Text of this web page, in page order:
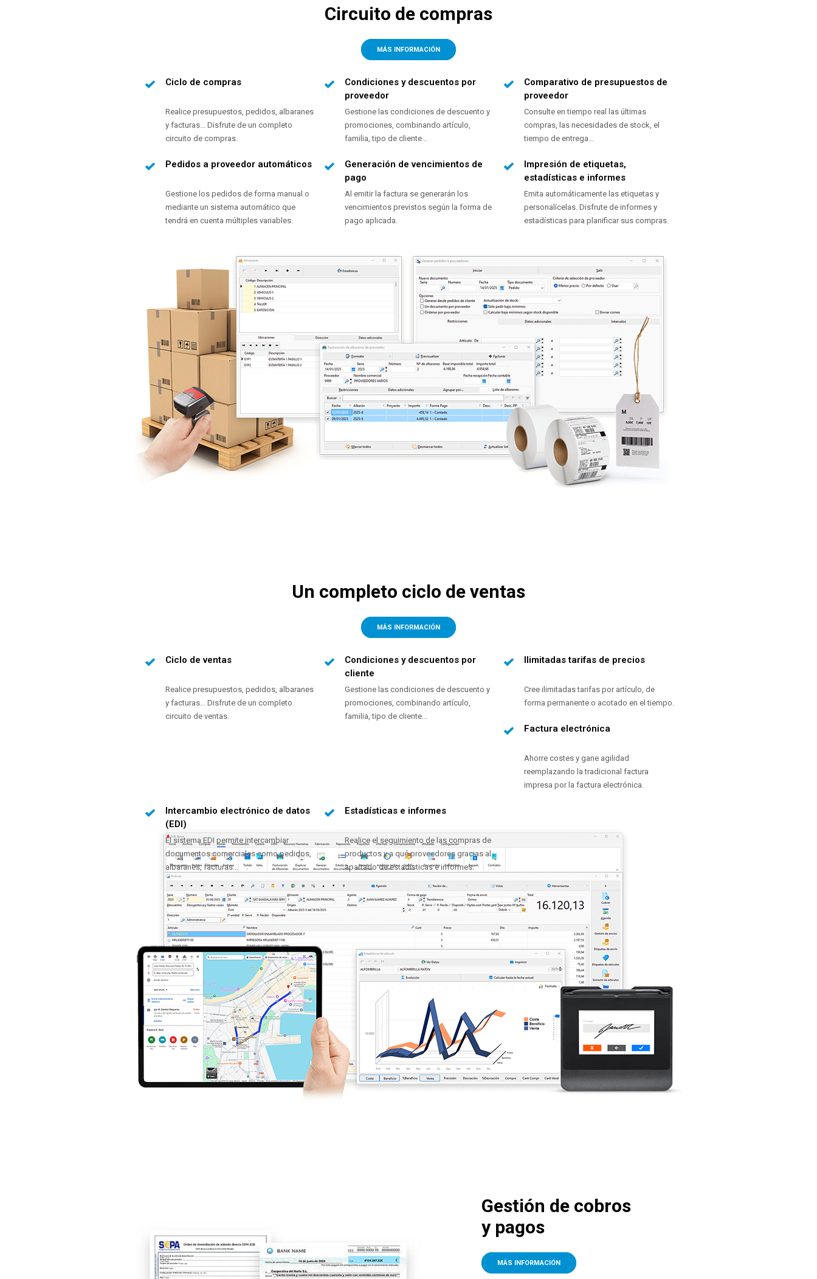
Circuito de compras
MÁS INFORMACIÓN
Ciclo de compras
Realice presupuestos, pedidos, albaranes
y facturas... Disfrute de un completo
circuito de compras.
Condiciones y descuentos por
proveedor
Gestione las condiciones de descuento y
promociones, combinando artículo,
familia, tipo de cliente...
Comparativo de presupuestos de
proveedor
Consulte en tiempo real las últimas
compras, las necesidades de stock, el
tiempo de entrega...
Pedidos a proveedor automáticos
Gestione los pedidos de forma manual o
mediante un sistema automático que
tendrá en cuenta múltiples variables.
Generación de vencimientos de
pago
Al emitir la factura se generarán los
vencimientos previstos según la forma de
pago aplicada.
Impresión de etiquetas,
estadísticas e informes
Emita automáticamente las etiquetas y
personalícelas. Disfrute de informes y
estadísticas para planificar sus compras.
Un completo ciclo de ventas
MÁS INFORMACIÓN
Ciclo de ventas
Realice presupuestos, pedidos, albaranes
y facturas... Disfrute de un completo
circuito de ventas.
Condiciones y descuentos por
cliente
Gestione las condiciones de descuento y
promociones, combinando artículo,
familia, tipo de cliente...
Ilimitadas tarifas de precios
Cree ilimitadas tarifas por artículo, de
forma permanente o acotado en el tiempo.
Factura electrónica
Ahorre costes y gane agilidad
reemplazando la tradicional factura
impresa por la factura electrónica.
Intercambio electrónico de datos
(EDI)
El sistema EDI permite intercambiar
documentos comerciales como pedidos,
albaranes, facturas...
Estadísticas e informes
Realice el seguimiento de las compras de
productos y a qué proveedores gracias al
apartado de estadísticas e informes.
Gestión de cobros
y pagos
MÁS INFORMACIÓN